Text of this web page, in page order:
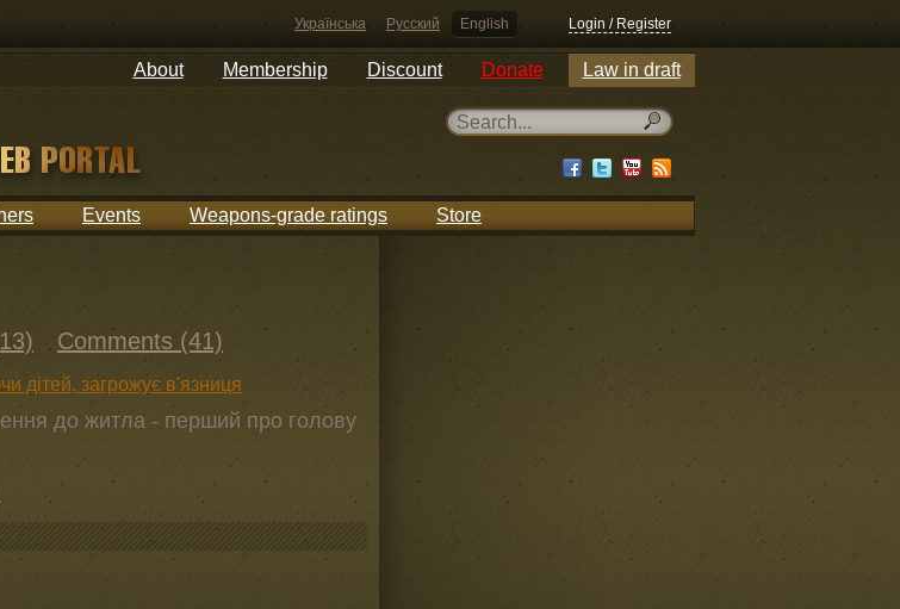
Українська Русский English Login / Register
About Membership Discount Donate Law in draft
Events Weapons-grade ratings Store
Comments (41)
дітей, загрожує в'язниця
до житла - перший про голову